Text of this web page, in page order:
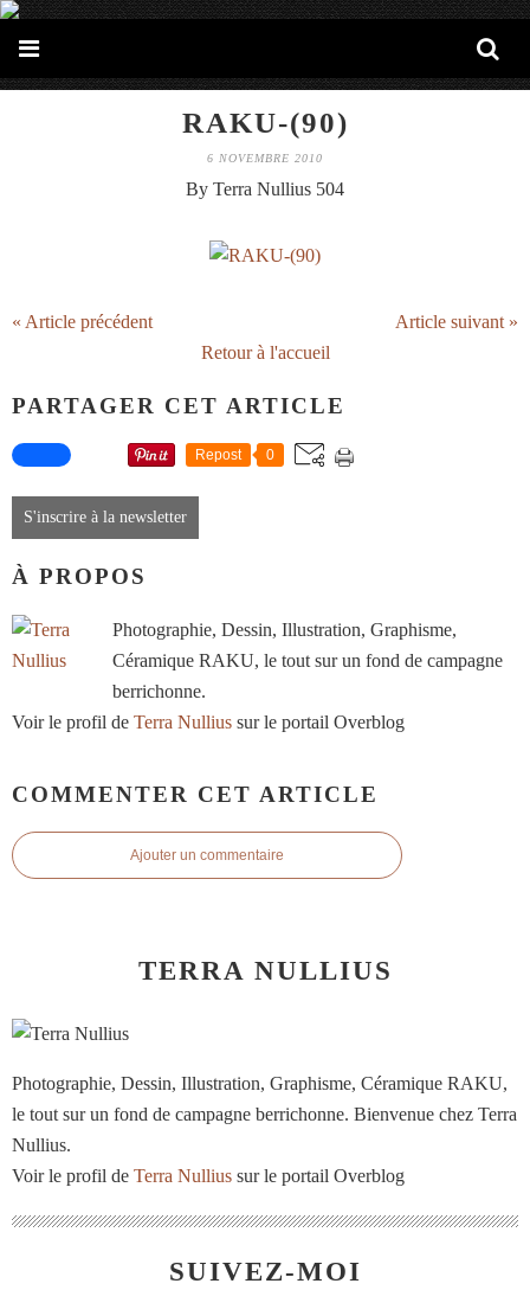
RAKU-(90)
6 NOVEMBRE 2010
By Terra Nullius 504
« Article précédent
Article suivant »
Retour à l'accueil
PARTAGER CET ARTICLE
Repost 0
S'inscrire à la newsletter
À PROPOS
Photographie, Dessin, Illustration, Graphisme,
Céramique RAKU, le tout sur un fond de campagne
berrichonne.
Voir le profil de Terra Nullius sur le portail Overblog
COMMENTER CET ARTICLE
Ajouter un commentaire
TERRA NULLIUS
Photographie, Dessin, Illustration, Graphisme, Céramique RAKU,
le tout sur un fond de campagne berrichonne. Bienvenue chez Terra
Nullius.
Voir le profil de Terra Nullius sur le portail Overblog
SUIVEZ-MOI